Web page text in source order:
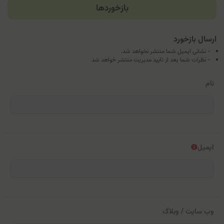
بازخوردها
ارسال بازخورد
- نشانی ایمیل شما منتشر نخواهد شد.
- نظرات شما بعد از تایید مدیریت منتشر خواهد شد
نام
ایمیل
وب سایت / وبلاگ